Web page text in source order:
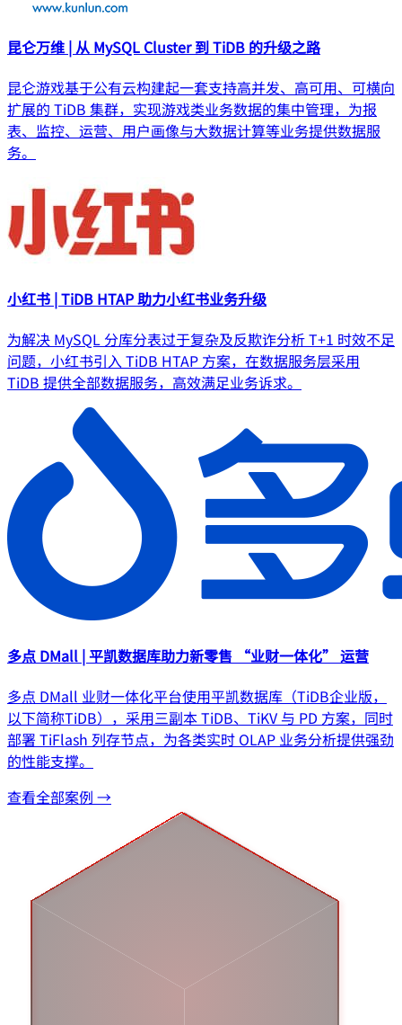
昆仑万维 | 从 MySQL Cluster 到 TiDB 的升级之路
昆仑游戏基于公有云构建起一套支持高并发、高可用、可横向
扩展的 TiDB 集群，实现游戏类业务数据的集中管理，为报
表、监控、运营、用户画像与大数据计算等业务提供数据服
务。
小红书 | TiDB HTAP 助力小红书业务升级
为解决 MySQL 分库分表过于复杂及反欺诈分析 T+1 时效不足
问题，小红书引入 TiDB HTAP 方案，在数据服务层采用
TiDB 提供全部数据服务，高效满足业务诉求。
多点 DMall | 平凯数据库助力新零售 “业财一体化” 运营
多点 DMall 业财一体化平台使用平凯数据库（TiDB企业版，
以下简称TiDB），采用三副本 TiDB、TiKV 与 PD 方案，同时
部署 TiFlash 列存节点，为各类实时 OLAP 业务分析提供强劲
的性能支撑。
查看全部案例 →